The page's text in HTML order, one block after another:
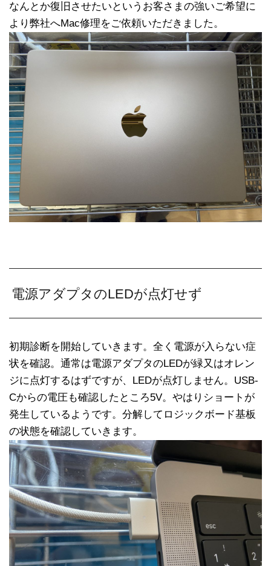
なんとか復旧させたいというお客さまの強いご希望に
より弊社へMac修理をご依頼いただきました。
電源アダプタのLEDが点灯せず
初期診断を開始していきます。全く電源が入らない症
状を確認。通常は電源アダプタのLEDが緑又はオレン
ジに点灯するはずですが、LEDが点灯しません。USB-
Cからの電圧も確認したところ5V。やはりショートが
発生しているようです。分解してロジックボード基板
の状態を確認していきます。